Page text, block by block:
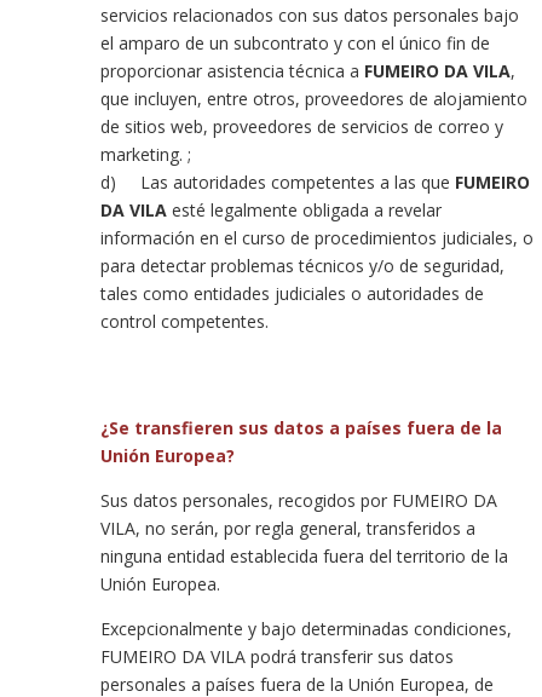
servicios relacionados con sus datos personales bajo
el amparo de un subcontrato y con el único fin de
proporcionar asistencia técnica a FUMEIRO DA VILA,
que incluyen, entre otros, proveedores de alojamiento
de sitios web, proveedores de servicios de correo y
marketing. ;
d) Las autoridades competentes a las que FUMEIRO
DA VILA esté legalmente obligada a revelar
información en el curso de procedimientos judiciales, o
para detectar problemas técnicos y/o de seguridad,
tales como entidades judiciales o autoridades de
control competentes.
¿Se transfieren sus datos a países fuera de la
Unión Europea?
Sus datos personales, recogidos por FUMEIRO DA
VILA, no serán, por regla general, transferidos a
ninguna entidad establecida fuera del territorio de la
Unión Europea.
Excepcionalmente y bajo determinadas condiciones,
FUMEIRO DA VILA podrá transferir sus datos
personales a países fuera de la Unión Europea, de